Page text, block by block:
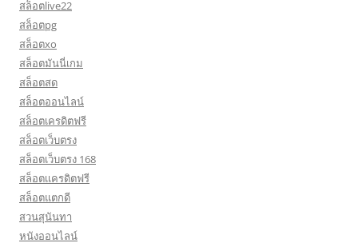
สล็อตlive22
สล็อตpg
สล็อตxo
สล็อตมันนี่เกม
สล็อตสด
สล็อตออนไลน์
สล็อตเครดิตฟรี
สล็อตเว็บตรง
สล็อตเว็บตรง 168
สล็อตเเครดิตฟรี
สล็อตแตกดี
สวนสุนันทา
หนังออนไลน์